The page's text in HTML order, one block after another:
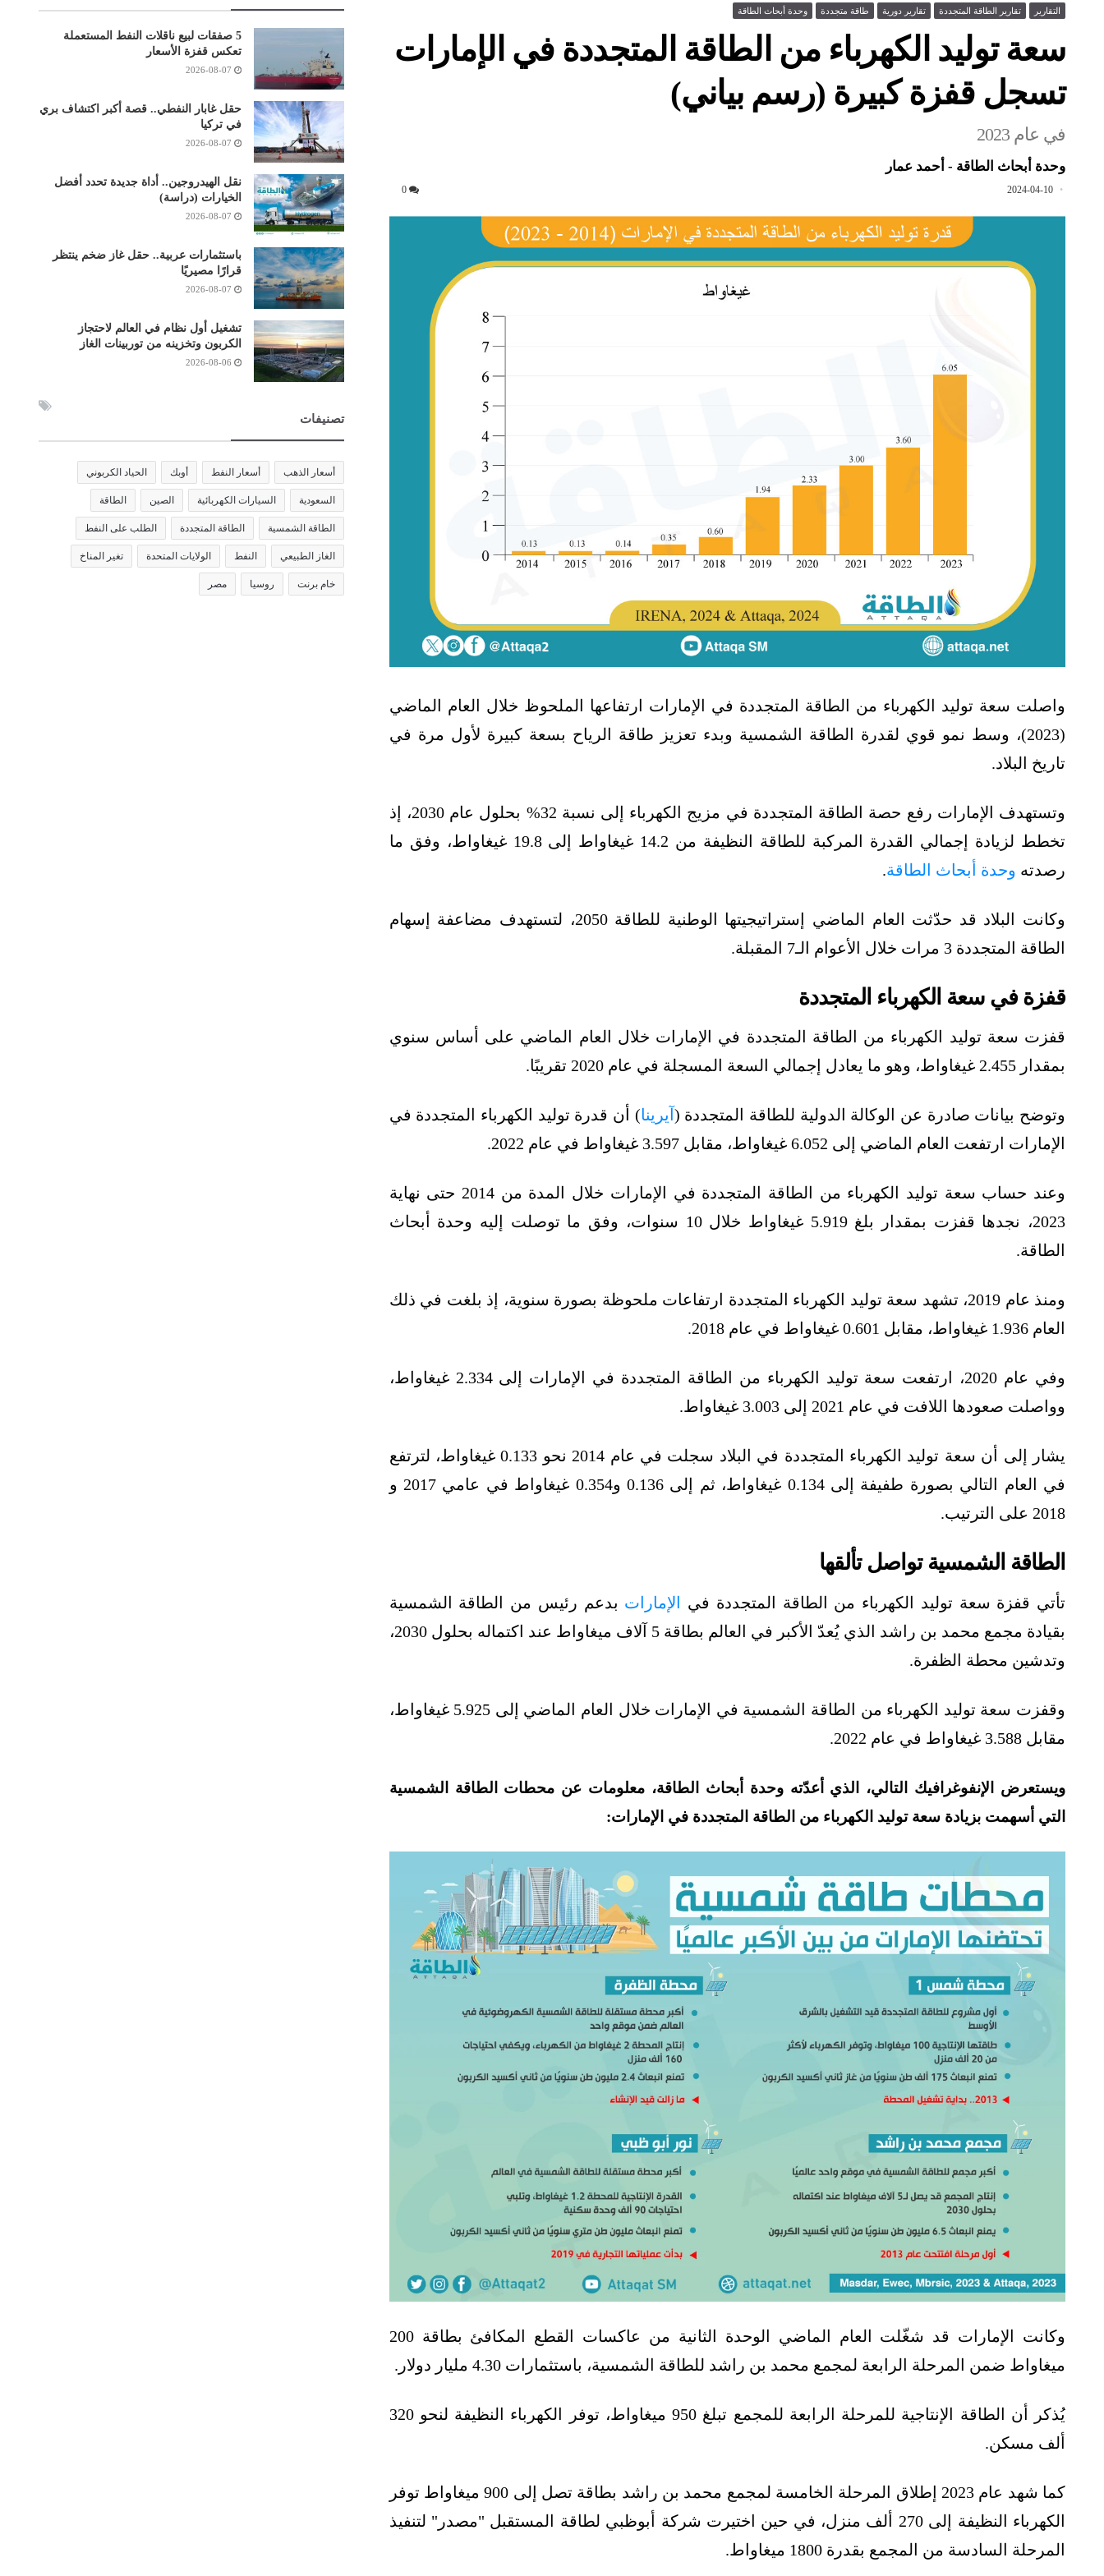
التقارير تقارير الطاقة المتجددة تقارير دورية طاقة متجددة وحدة أبحاث الطاقة
سعة توليد الكهرباء من الطاقة المتجددة في الإمارات
تسجل قفزة كبيرة (رسم بياني)
في عام 2023
وحدة أبحاث الطاقة - أحمد عمار
2024-04-10
0
واصلت سعة توليد الكهرباء من الطاقة المتجددة في الإمارات ارتفاعها الملحوظ خلال العام الماضي
(2023)، وسط نمو قوي لقدرة الطاقة الشمسية وبدء تعزيز طاقة الرياح بسعة كبيرة لأول مرة في
تاريخ البلاد.
وتستهدف الإمارات رفع حصة الطاقة المتجددة في مزيج الكهرباء إلى نسبة 32% بحلول عام 2030، إذ
تخطط لزيادة إجمالي القدرة المركبة للطاقة النظيفة من 14.2 غيغاواط إلى 19.8 غيغاواط، وفق ما
رصدته وحدة أبحاث الطاقة.
وكانت البلاد قد حدّثت العام الماضي إستراتيجيتها الوطنية للطاقة 2050، لتستهدف مضاعفة إسهام
الطاقة المتجددة 3 مرات خلال الأعوام الـ7 المقبلة.
قفزة في سعة الكهرباء المتجددة
قفزت سعة توليد الكهرباء من الطاقة المتجددة في الإمارات خلال العام الماضي على أساس سنوي
بمقدار 2.455 غيغاواط، وهو ما يعادل إجمالي السعة المسجلة في عام 2020 تقريبًا.
وتوضح بيانات صادرة عن الوكالة الدولية للطاقة المتجددة ( آيرينا) أن قدرة توليد الكهرباء المتجددة في
الإمارات ارتفعت العام الماضي إلى 6.052 غيغاواط، مقابل 3.597 غيغاواط في عام 2022.
وعند حساب سعة توليد الكهرباء من الطاقة المتجددة في الإمارات خلال المدة من 2014 حتى نهاية
2023، نجدها قفزت بمقدار بلغ 5.919 غيغاواط خلال 10 سنوات، وفق ما توصلت إليه وحدة أبحاث
الطاقة.
ومنذ عام 2019، تشهد سعة توليد الكهرباء المتجددة ارتفاعات ملحوظة بصورة سنوية، إذ بلغت في ذلك
العام 1.936 غيغاواط، مقابل 0.601 غيغاواط في عام 2018.
وفي عام 2020، ارتفعت سعة توليد الكهرباء من الطاقة المتجددة في الإمارات إلى 2.334 غيغاواط،
وواصلت صعودها اللافت في عام 2021 إلى 3.003 غيغاواط.
يشار إلى أن سعة توليد الكهرباء المتجددة في البلاد سجلت في عام 2014 نحو 0.133 غيغاواط، لترتفع
في العام التالي بصورة طفيفة إلى 0.134 غيغاواط، ثم إلى 0.136 و0.354 غيغاواط في عامي 2017 و
2018 على الترتيب.
الطاقة الشمسية تواصل تألقها
تأتي قفزة سعة توليد الكهرباء من الطاقة المتجددة في الإمارات بدعم رئيس من الطاقة الشمسية
بقيادة مجمع محمد بن راشد الذي يُعدّ الأكبر في العالم بطاقة 5 آلاف ميغاواط عند اكتماله بحلول 2030،
وتدشين محطة الظفرة.
وقفزت سعة توليد الكهرباء من الطاقة الشمسية في الإمارات خلال العام الماضي إلى 5.925 غيغاواط،
مقابل 3.588 غيغاواط في عام 2022.
ويستعرض الإنفوغرافيك التالي، الذي أعدّته وحدة أبحاث الطاقة، معلومات عن محطات الطاقة الشمسية
التي أسهمت بزيادة سعة توليد الكهرباء من الطاقة المتجددة في الإمارات:
وكانت الإمارات قد شغّلت العام الماضي الوحدة الثانية من عاكسات القطع المكافئ بطاقة 200
ميغاواط ضمن المرحلة الرابعة لمجمع محمد بن راشد للطاقة الشمسية، باستثمارات 4.30 مليار دولار.
يُذكر أن الطاقة الإنتاجية للمرحلة الرابعة للمجمع تبلغ 950 ميغاواط، توفر الكهرباء النظيفة لنحو 320
ألف مسكن.
كما شهد عام 2023 إطلاق المرحلة الخامسة لمجمع محمد بن راشد بطاقة تصل إلى 900 ميغاواط توفر
الكهرباء النظيفة إلى 270 ألف منزل، في حين اختيرت شركة أبوظبي لطاقة المستقبل "مصدر" لتنفيذ
المرحلة السادسة من المجمع بقدرة 1800 ميغاواط.
5 صفقات لبيع ناقلات النفط المستعملة
تعكس قفزة الأسعار
2026-08-07
حقل غابار النفطي.. قصة أكبر اكتشاف بري
في تركيا
2026-08-07
نقل الهيدروجين.. أداة جديدة تحدد أفضل
الخيارات (دراسة)
2026-08-07
باستثمارات عربية.. حقل غاز ضخم ينتظر
قرارًا مصيريًا
2026-08-07
تشغيل أول نظام في العالم لاحتجاز
الكربون وتخزينه من توربينات الغاز
2026-08-06
تصنيفات
أسعار الذهب أسعار النفط أوبك الحياد الكربوني
السعودية السيارات الكهربائية الصين الطاقة
الطاقة الشمسية الطاقة المتجددة الطلب على النفط
الغاز الطبيعي النفط الولايات المتحدة تغير المناخ
خام برنت روسيا مصر